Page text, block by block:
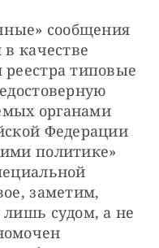
сообщения
качестве
типовые
органами
Федерации
политике»
заметим,
судом, а не